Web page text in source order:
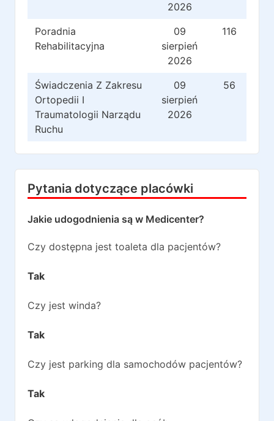
2026
Poradnia
Rehabilitacyjna
09
sierpień
2026
116
Świadczenia Z Zakresu
Ortopedii I
Traumatologii Narządu
Ruchu
09
sierpień
2026
56
Pytania dotyczące placówki
Jakie udogodnienia są w Medicenter?
Czy dostępna jest toaleta dla pacjentów?
Tak
Czy jest winda?
Tak
Czy jest parking dla samochodów pacjentów?
Tak